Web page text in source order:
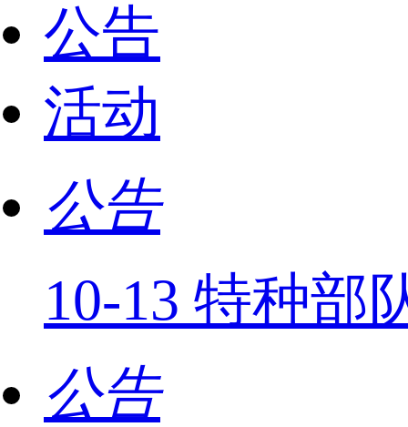
公告
活动
公告
10-13 特种部
公告